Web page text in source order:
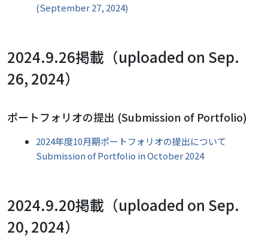
(September 27, 2024)
2024.9.26掲載（uploaded on Sep.
26, 2024）
ポートフォリオの提出 (Submission of Portfolio)
2024年度10月期ポートフォリオの提出について
Submission of Portfolio in October 2024
2024.9.20掲載（uploaded on Sep.
20, 2024）